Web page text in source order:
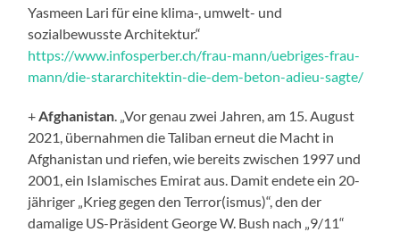
Yasmeen Lari für eine klima-, umwelt- und
sozialbewusste Architektur.“
https://www.infosperber.ch/frau-mann/uebriges-frau-
mann/die-stararchitektin-die-dem-beton-adieu-sagte/
+ Afghanistan . „Vor genau zwei Jahren, am 15. August
2021, übernahmen die Taliban erneut die Macht in
Afghanistan und riefen, wie bereits zwischen 1997 und
2001, ein Islamisches Emirat aus. Damit endete ein 20-
jähriger „Krieg gegen den Terror(ismus)“, den der
damalige US-Präsident George W. Bush nach „9/11“